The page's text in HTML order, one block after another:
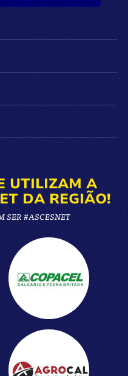
UTILIZAM A
DA REGIÃO!
SER #ASCESNET